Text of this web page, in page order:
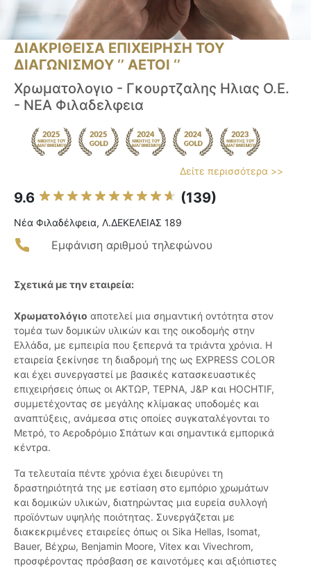
ΔΙΑΚΡΙΘΕΙΣΑ ΕΠΙΧΕΙΡΗΣΗ ΤΟΥ
ΔΙΑΓΩΝΙΣΜΟΥ ‘’ ΑΕΤΟΙ ‘’
Χρωματολογιο - Γκουρτζαλης Ηλιας Ο.Ε.
- ΝΕΑ Φιλαδελφεια
Δείτε περισσότερα >>
9.6 (139)
Νέα Φιλαδέλφεια, Λ.ΔΕΚΕΛΕΙΑΣ 189
Εμφάνιση αριθμού τηλεφώνου
Σχετικά με την εταιρεία:
Χρωματολόγιο αποτελεί μια σημαντική οντότητα στον
τομέα των δομικών υλικών και της οικοδομής στην
Ελλάδα, με εμπειρία που ξεπερνά τα τριάντα χρόνια. Η
εταιρεία ξεκίνησε τη διαδρομή της ως EXPRESS COLOR
και έχει συνεργαστεί με βασικές κατασκευαστικές
επιχειρήσεις όπως οι ΑΚΤΩΡ, ΤΕΡΝΑ, J&P και HOCHTIF,
συμμετέχοντας σε μεγάλης κλίμακας υποδομές και
αναπτύξεις, ανάμεσα στις οποίες συγκαταλέγονται το
Μετρό, το Αεροδρόμιο Σπάτων και σημαντικά εμπορικά
κέντρα.
Τα τελευταία πέντε χρόνια έχει διευρύνει τη
δραστηριότητά της με εστίαση στο εμπόριο χρωμάτων
και δομικών υλικών, διατηρώντας μια ευρεία συλλογή
προϊόντων υψηλής ποιότητας. Συνεργάζεται με
διακεκριμένες εταιρείες όπως οι Sika Hellas, Isomat,
Bauer, Βέχρω, Benjamin Moore, Vitex και Vivechrom,
προσφέροντας πρόσβαση σε καινοτόμες και αξιόπιστες